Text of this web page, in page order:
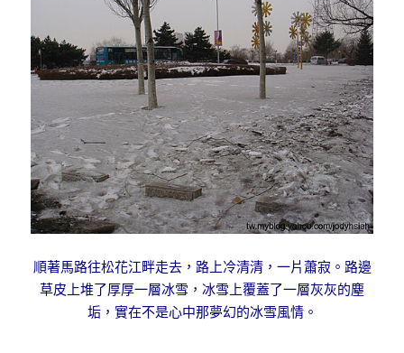
順著馬路往松花江畔走去，路上冷清清，一片蕭寂。路邊
草皮上堆了厚厚一層冰雪，冰雪上覆蓋了一層灰灰的塵
垢，實在不是心中那夢幻的冰雪風情。